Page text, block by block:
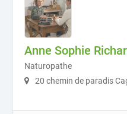
Anne Sophie
Naturopathe
20 chemin de paradis